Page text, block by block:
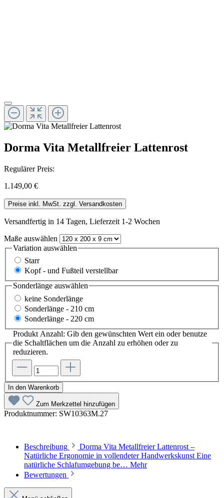
Dorma Vita Metallfreier Lattenrost
Regulärer Preis:
1.149,00 €
Preise inkl. MwSt. zzgl. Versandkosten
Versandfertig in 14 Tagen, Lieferzeit 1-2 Wochen
Maße auswählen
Variation auswählen
Starr
Kopf - und Fußteil verstellbar
Sonderlänge auswählen
keine Sonderlänge
Sonderlänge - 210 cm
Sonderlänge - 220 cm
Produkt Anzahl: Gib den gewünschten Wert ein oder benutze
die Schaltflächen um die Anzahl zu erhöhen oder zu
reduzieren.
In den Warenkorb
Zum Merkzettel hinzufügen
Produktnummer: SW10363M.27
Beschreibung
Dorma Vita Metallfreier Lattenrost –
Natürliche Ergonomie in vollendeter Handwerkskunst Eine
natürliche Schlafumgebung be… Mehr
Bewertungen